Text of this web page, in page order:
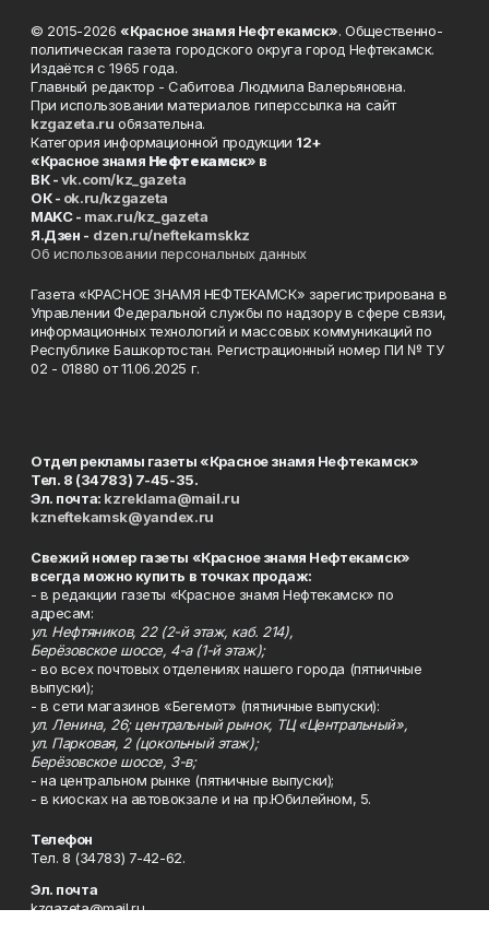
© 2015-2026 «Красное знамя Нефтекамск». Общественно-
политическая газета городского округа город Нефтекамск.
Издаётся с 1965 года.
Главный редактор - Сабитова Людмила Валерьяновна.
При использовании материалов гиперссылка на сайт
kzgazeta.ru обязательна.
Категория информационной продукции 12+
«Красное знамя Нефтекамск» в
ВК -vk.com/kz_gazeta
ОК - ok.ru/kzgazeta
MAKC - max.ru/kz_gazeta
Я.Дзен - dzen.ru/neftekamskkz
Об использовании персональных данных
Газета «КРАСНОЕ ЗНАМЯ НЕФТЕКАМСК» зарегистрирована в
Управлении Федеральной службы по надзору в сфере связи,
информационных технологий и массовых коммуникаций по
Республике Башкортостан. Регистрационный номер ПИ № ТУ
02 - 01880 от 11.06.2025 г.
Отдел рекламы газеты «Красное знамя Нефтекамск»
Тел. 8 (34783) 7-45-35.
Эл. почта: kzreklama@mail.ru
kzneftekamsk@yandex.ru
Свежий номер газеты «Красное знамя Нефтекамск»
всегда можно купить в точках продаж:
- в редакции газеты «Красное знамя Нефтекамск» по
адресам:
ул. Нефтяников, 22 (2-й этаж, каб. 214),
Берёзовское шоссе, 4-а (1-й этаж);
- во всех почтовых отделениях нашего города (пятничные
выпуски);
- в сети магазинов «Бегемот» (пятничные выпуски):
ул. Ленина, 26; центральный рынок, ТЦ «Центральный»,
ул. Парковая, 2 (цокольный этаж);
Берёзовское шоссе, 3-в;
- на центральном рынке (пятничные выпуски);
- в киосках на автовокзале и на пр.Юбилейном, 5.
Телефон
Тел. 8 (34783) 7-42-62.
Эл. почта
kzgazeta@mail.ru